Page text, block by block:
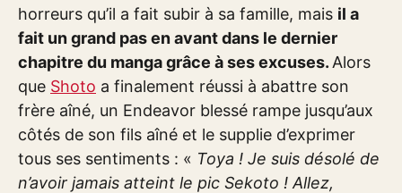
horreurs qu’il a fait subir à sa famille, mais il a
fait un grand pas en avant dans le dernier
chapitre du manga grâce à ses excuses. Alors
que Shoto a finalement réussi à abattre son
frère aîné, un Endeavor blessé rampe jusqu’aux
côtés de son fils aîné et le supplie d’exprimer
tous ses sentiments : « Toya ! Je suis désolé de
n’avoir jamais atteint le pic Sekoto ! Allez,